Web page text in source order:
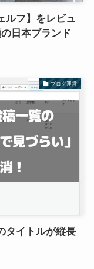
ルフ】をレビュ
日本ブランド
ブログ運営
タイトルが縦長